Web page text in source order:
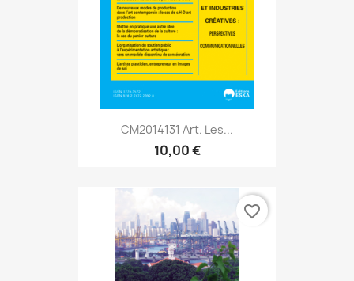
CM2014131 Art. Les...
10,00 €
favorite_border